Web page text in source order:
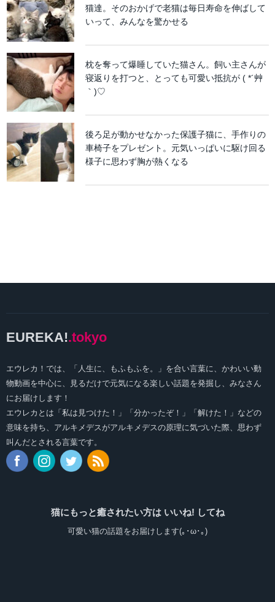
猫達。そのおかげで老猫は毎日寿命を伸ばして
いって、みんなを驚かせる
枕を奪って爆睡していた猫さん。飼い主さんが
寝返りを打つと、とっても可愛い抵抗が ( *´艸
｀)♡
後ろ足が動かせなかった保護子猫に、手作りの
車椅子をプレゼント。元気いっぱいに駆け回る
様子に思わず胸が熱くなる
EUREKA!.tokyo
エウレカ！では、「人生に、もふもふを。」を合い言葉に、かわいい動
物動画を中心に、見るだけで元気になる楽しい話題を発掘し、みなさん
にお届けします！
エウレカとは「私は見つけた！」「分かったぞ！」「解けた！」などの
意味を持ち、アルキメデスがアルキメデスの原理に気づいた際、思わず
叫んだとされる言葉です。
猫にもっと癒されたい方は いいね! してね
可愛い猫の話題をお届けします(｡･ω･｡)